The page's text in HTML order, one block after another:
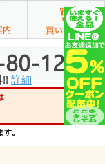
!!詳細